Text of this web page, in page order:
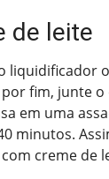
de leite
liquidificador
fim, junte
em uma
minutos.
creme de